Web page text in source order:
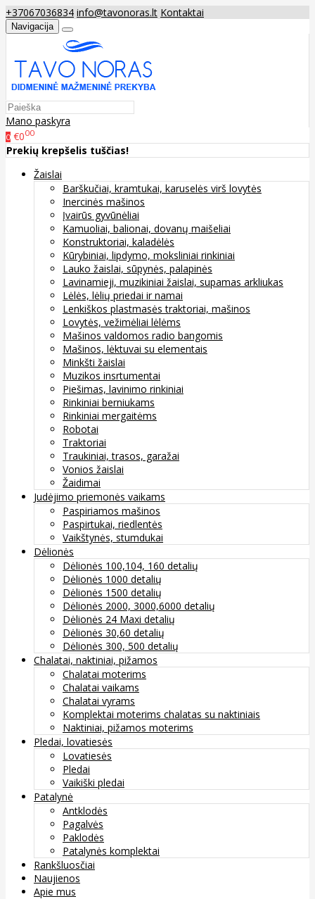
+37067036834 info@tavonoras.lt Kontaktai
Navigacija
Mano paskyra
0 €000
Prekių krepšelis tuščias!
Žaislai
Barškučiai, kramtukai, karuselės virš lovytės
Inercinės mašinos
Įvairūs gyvūnėliai
Kamuoliai, balionai, dovanų maišeliai
Konstruktoriai, kaladėlės
Kūrybiniai, lipdymo, moksliniai rinkiniai
Lauko žaislai, sūpynės, palapinės
Lavinamieji, muzikiniai žaislai, supamas arkliukas
Lėlės, lėlių priedai ir namai
Lenkiškos plastmasės traktoriai, mašinos
Lovytės, vežimėliai lėlėms
Mašinos valdomos radio bangomis
Mašinos, lėktuvai su elementais
Minkšti žaislai
Muzikos insrtumentai
Piešimas, lavinimo rinkiniai
Rinkiniai berniukams
Rinkiniai mergaitėms
Robotai
Traktoriai
Traukiniai, trasos, garažai
Vonios žaislai
Žaidimai
Judėjimo priemonės vaikams
Paspiriamos mašinos
Paspirtukai, riedlentės
Vaikštynės, stumdukai
Dėlionės
Dėlionės 100,104, 160 detalių
Dėlionės 1000 detalių
Dėlionės 1500 detalių
Dėlionės 2000, 3000,6000 detalių
Dėlionės 24 Maxi detalių
Dėlionės 30,60 detalių
Dėlionės 300, 500 detalių
Chalatai, naktiniai, pižamos
Chalatai moterims
Chalatai vaikams
Chalatai vyrams
Komplektai moterims chalatas su naktiniais
Naktiniai, pižamos moterims
Pledai, lovatiesės
Lovatiesės
Pledai
Vaikiški pledai
Patalynė
Antklodės
Pagalvės
Paklodės
Patalynės komplektai
Rankšluosčiai
Naujienos
Apie mus